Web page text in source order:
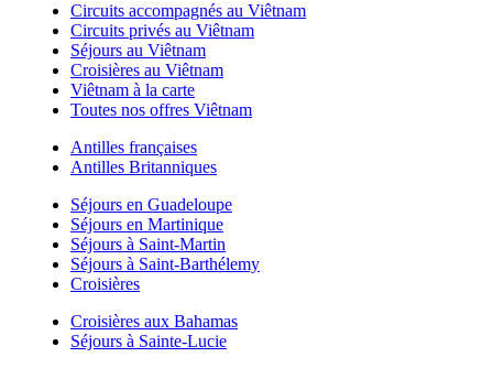
Circuits accompagnés au Viêtnam
Circuits privés au Viêtnam
Séjours au Viêtnam
Croisières au Viêtnam
Viêtnam à la carte
Toutes nos offres Viêtnam
Antilles françaises
Antilles Britanniques
Séjours en Guadeloupe
Séjours en Martinique
Séjours à Saint-Martin
Séjours à Saint-Barthélemy
Croisières
Croisières aux Bahamas
Séjours à Sainte-Lucie